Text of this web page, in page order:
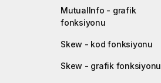
MutualInfo - grafik
fonksiyonu
Skew - kod fonksiyonu
Skew - grafik fonksiyonu